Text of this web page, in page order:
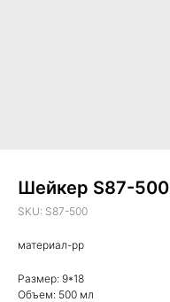
Шейкер S87-500
SKU: S87-500
материал-pp
Размер: 9*18
Объем: 500 мл